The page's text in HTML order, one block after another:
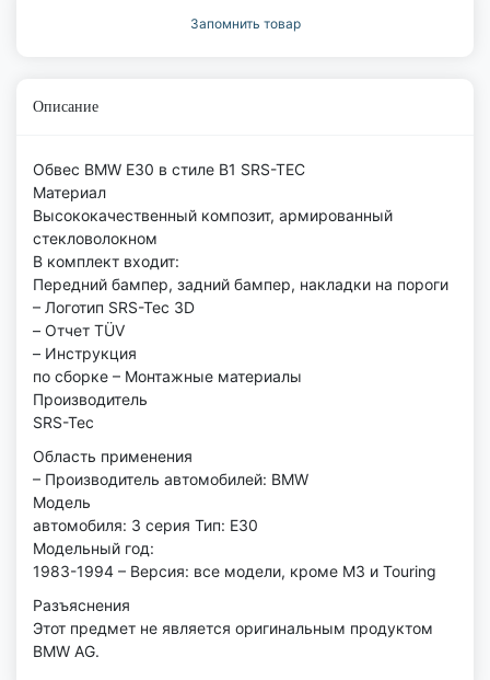
Запомнить товар
Описание
Обвес BMW E30 в стиле B1 SRS-TEC
Материал
Высококачественный композит, армированный
стекловолокном
В комплект входит:
Передний бампер, задний бампер, накладки на пороги
– Логотип SRS-Tec 3D
– Отчет TÜV
– Инструкция
по сборке – Монтажные материалы
Производитель
SRS-Tec
Область применения
– Производитель автомобилей: BMW
Модель
автомобиля: 3 серия Тип: E30
Модельный год:
1983-1994 – Версия: все модели, кроме M3 и Touring
Разъяснения
Этот предмет не является оригинальным продуктом
BMW AG.